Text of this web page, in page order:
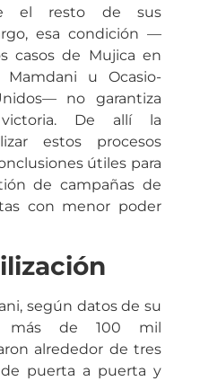
el resto de sus
esa condición —
casos de Mujica en
u Ocasio-
no garantiza
victoria. De allí la
estos procesos
útiles para
de campañas de
con menor poder
según datos de su
más de 100 mil
alrededor de tres
puerta a puerta y